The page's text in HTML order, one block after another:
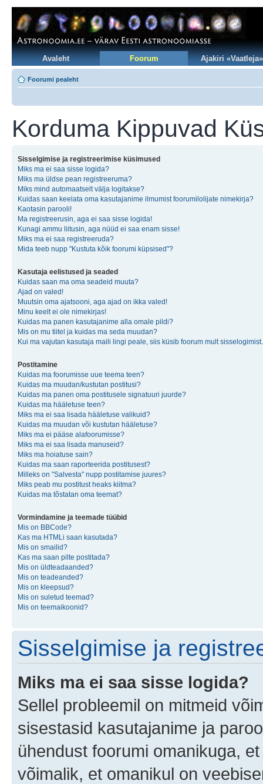
Avaleht Foorum Ajakiri «Vaatleja»
Foorumi pealeht
Korduma Kippuvad
Sisselgimise ja registreerimise küsimused
Miks ma ei saa sisse logida?
Miks ma üldse pean registreeruma?
Miks mind automaatselt välja logitakse?
Kuidas saan keelata oma kasutajanime ilmumist foorumilolijate nimekirja?
Kaotasin parooli!
Ma registreerusin, aga ei saa sisse logida!
Kunagi ammu liitusin, aga nüüd ei saa enam sisse!
Miks ma ei saa registreeruda?
Mida teeb nupp "Kustuta kõik foorumi küpsised"?
Kasutaja eelistused ja seaded
Kuidas saan ma oma seadeid muuta?
Ajad on valed!
Muutsin oma ajatsooni, aga ajad on ikka valed!
Minu keelt ei ole nimekirjas!
Kuidas ma panen kasutajanime alla omale pildi?
Mis on mu tiitel ja kuidas ma seda muudan?
Kui ma vajutan kasutaja maili lingi peale, siis küsib foorum mult sisselogimist.
Postitamine
Kuidas ma foorumisse uue teema teen?
Kuidas ma muudan/kustutan postitusi?
Kuidas ma panen oma postitusele signatuuri juurde?
Kuidas ma hääletuse teen?
Miks ma ei saa lisada hääletuse valikuid?
Kuidas ma muudan või kustutan hääletuse?
Miks ma ei pääse alafoorumisse?
Miks ma ei saa lisada manuseid?
Miks ma hoiatuse sain?
Kuidas ma saan raporteerida postitusest?
Milleks on "Salvesta" nupp postitamise juures?
Miks peab mu postitust heaks kiitma?
Kuidas ma tõstatan oma teemat?
Vormindamine ja teemade tüübid
Mis on BBCode?
Kas ma HTMLi saan kasutada?
Mis on smailid?
Kas ma saan pilte postitada?
Mis on üldteadaanded?
Mis on teadeanded?
Mis on kleepsud?
Mis on suletud teemad?
Mis on teemaikoonid?
Sisselgimise ja
Miks ma ei saa sisse logida?
Sellel probleemil on mitmeid
sisestasid kasutajanime ja
ühendust foorumi omanikuga,
võimalik, et omanikul on